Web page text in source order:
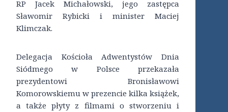
RP Jacek Michałowski, jego zastępca
Sławomir Rybicki i minister Maciej
Klimczak.
Delegacja Kościoła Adwentystów Dnia
Siódmego w Polsce przekazała
prezydentowi Bronisławowi
Komorowskiemu w prezencie kilka książek,
a także płyty z filmami o stworzeniu i